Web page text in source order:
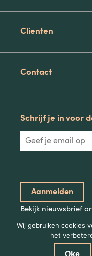
Clienten
Contact
Schrijf je in voor
Bekijk nieuwsbrief
Wij gebruiken cookies
het
Oke